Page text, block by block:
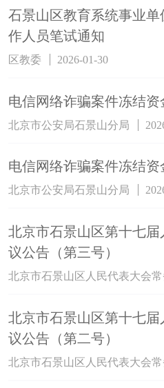
石景山区教育系统事业
作人员笔试通知
区教委 2026-01-30
电信网络诈骗案件冻结
北京市公安局石景山分局
电信网络诈骗案件冻结
北京市公安局石景山分局
北京市石景山区第十七
议公告（第三号）
北京市石景山区人民代表大会
北京市石景山区第十七
议公告（第二号）
北京市石景山区人民代表大会